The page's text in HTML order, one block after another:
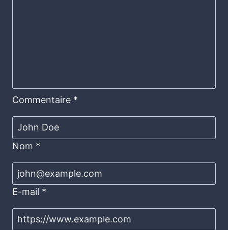
Commentaire *
Nom *
E-mail *